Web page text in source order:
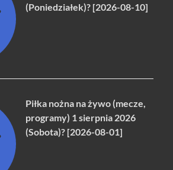
(Poniedziałek)? [2026-08-10]
Piłka nożna na żywo (mecze,
programy) 1 sierpnia 2026
(Sobota)? [2026-08-01]